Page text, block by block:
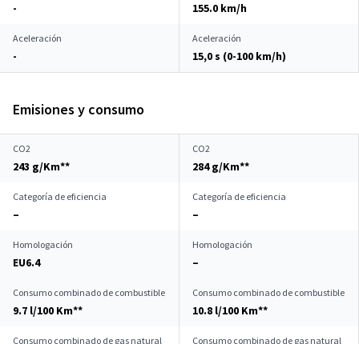
- 155.0 km/h
Aceleración
-
Aceleración
15,0 s (0-100 km/h)
Emisiones y consumo
CO2
243 g/Km**
CO2
284 g/Km**
Categoría de eficiencia
–
Categoría de eficiencia
–
Homologación
EU6.4
Homologación
–
Consumo combinado de combustible
9.7 l/100 Km**
Consumo combinado de combustible
10.8 l/100 Km**
Consumo combinado de gas natural Consumo combinado de gas natural